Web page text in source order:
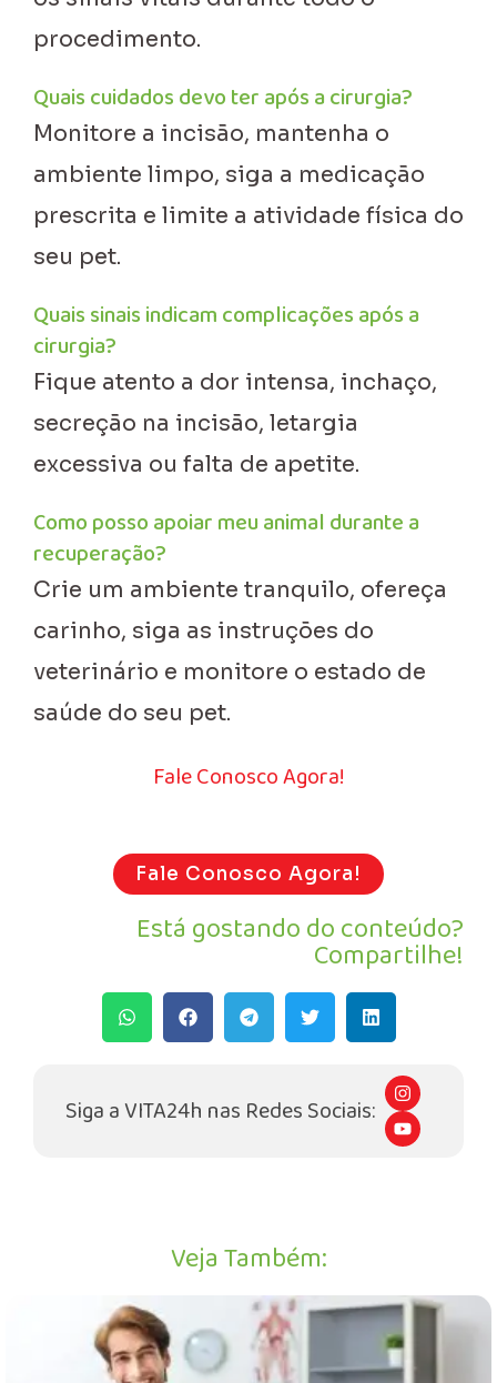
procedimento.
Quais cuidados devo ter após a cirurgia?
Monitore a incisão, mantenha o
ambiente limpo, siga a medicação
prescrita e limite a atividade física do
seu pet.
Quais sinais indicam complicações após a
cirurgia?
Fique atento a dor intensa, inchaço,
secreção na incisão, letargia
excessiva ou falta de apetite.
Como posso apoiar meu animal durante a
recuperação?
Crie um ambiente tranquilo, ofereça
carinho, siga as instruções do
veterinário e monitore o estado de
saúde do seu pet.
Fale Conosco Agora!
Fale Conosco Agora!
Está gostando do conteúdo?
Compartilhe!
Siga a VITA24h nas Redes Sociais:
I
n
s
t
a
Y
o
u
Veja Também: